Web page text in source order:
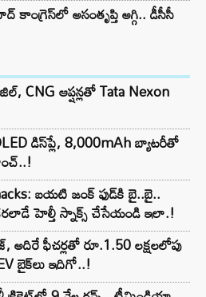
కాంగ్రెస్‌లో అసంతృప్తి అగ్గి.. డీసీసీ
CNG ఆప్షన్లతో Tata Nexon
డిస్‌ప్లే, 8,000mAh బ్యాటరీతో
బయటి జంక్ ఫుడ్‌కి బై..బై..
హెల్తీ స్నాక్స్ చేసేయండి ఇలా.!
అదిరే ఫీచర్లతో రూ.1.50 లక్షలలోపు
బైక్‌లు ఇదిగో..!